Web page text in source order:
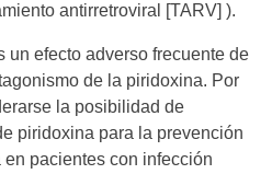
antirretroviral [TARV] ).
un efecto adverso frecuente de
de la piridoxina. Por
la posibilidad de
piridoxina para la prevención
pacientes con infección